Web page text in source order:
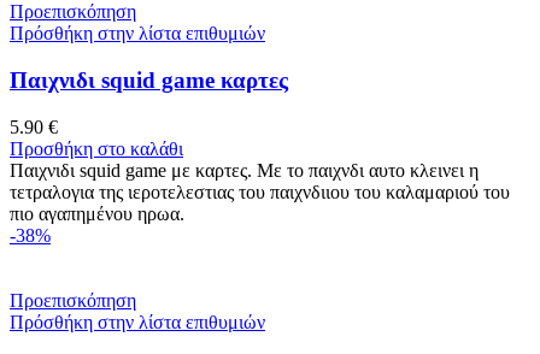
Προεπισκόπηση
Πρόσθήκη στην λίστα επιθυμιών
Παιχνιδι squid game καρτες
5.90 €
Προσθήκη στο καλάθι
Παιχνιδι squid game με καρτες. Με το παιχνδι αυτο κλεινει η
τετραλογια της ιεροτελεστιας του παιχνδιιου του καλαμαριού του
πιο αγαπημένου ηρωα.
-38%
Προεπισκόπηση
Πρόσθήκη στην λίστα επιθυμιών